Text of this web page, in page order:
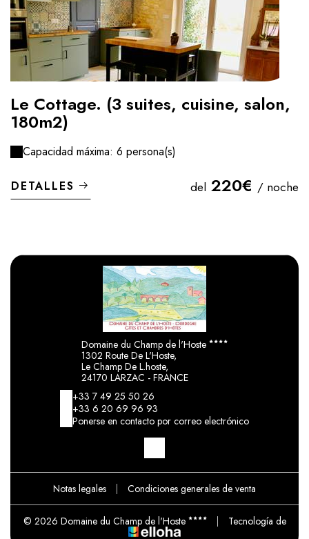
Le Cottage. (3 suites, cuisine, salon,
180m2)
Capacidad máxima: 6 persona(s)
DETALLES del 220€ / noche
Domaine du Champ de l'Hoste
1302 Route De L'Hoste,
Le Champ De L.hoste,
24170 LARZAC - FRANCE
+33 7 49 25 50 26
+33 6 20 69 96 93
Ponerse en contacto por correo electrónico
Notas legales | Condiciones generales de venta
© 2026 Domaine du Champ de l'Hoste | Tecnología de